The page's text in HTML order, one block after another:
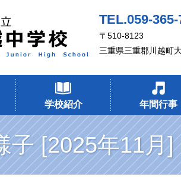
TEL.059-365-
〒510-8123
三重県三重郡川越町
学校紹介 年間行事
子 [2025年11月]